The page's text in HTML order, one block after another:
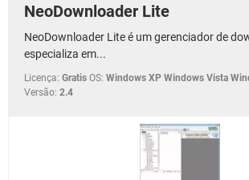
NeoDownloader Lite
NeoDownloader Lite é um gerenciador de
especializa em...
Licença: Gratis OS: Windows XP Windows Vista
Versão: 2.4